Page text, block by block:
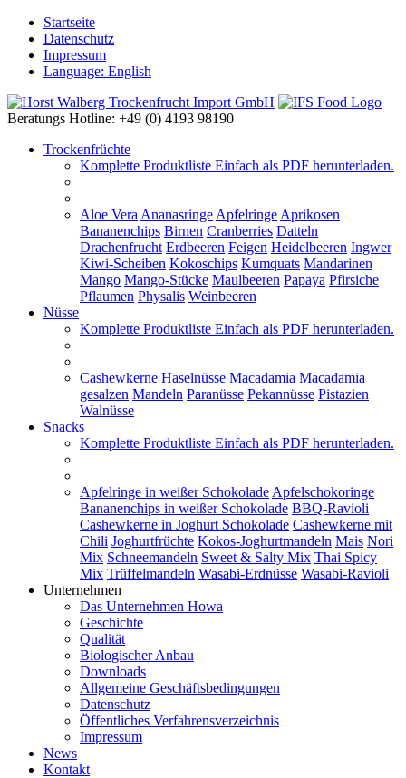
Startseite
Datenschutz
Impressum
Language: English
Beratungs Hotline: +49 (0) 4193 98190
Trockenfrüchte
Komplette Produktliste Einfach als PDF herunterladen.
Aloe Vera Ananasringe Apfelringe Aprikosen
Bananenchips Birnen Cranberries Datteln
Drachenfrucht Erdbeeren Feigen Heidelbeeren Ingwer
Kiwi-Scheiben Kokoschips Kumquats Mandarinen
Mango Mango-Stücke Maulbeeren Papaya Pfirsiche
Pflaumen Physalis Weinbeeren
Nüsse
Komplette Produktliste Einfach als PDF herunterladen.
Cashewkerne Haselnüsse Macadamia Macadamia
gesalzen Mandeln Paranüsse Pekannüsse Pistazien
Walnüsse
Snacks
Komplette Produktliste Einfach als PDF herunterladen.
Apfelringe in weißer Schokolade Apfelschokoringe
Bananenchips in weißer Schokolade BBQ-Ravioli
Cashewkerne in Joghurt Schokolade Cashewkerne mit
Chili Joghurtfrüchte Kokos-Joghurtmandeln Mais Nori
Mix Schneemandeln Sweet & Salty Mix Thai Spicy
Mix Trüffelmandeln Wasabi-Erdnüsse Wasabi-Ravioli
Unternehmen
Das Unternehmen Howa
Geschichte
Qualität
Biologischer Anbau
Downloads
Allgemeine Geschäftsbedingungen
Datenschutz
Öffentliches Verfahrensverzeichnis
Impressum
News
Kontakt